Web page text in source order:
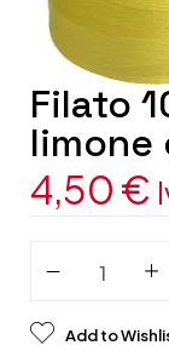
Filato
limone
4,50 €
Add to